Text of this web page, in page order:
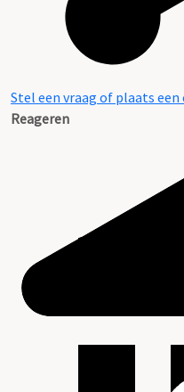
Stel een vraag of plaats
Reageren